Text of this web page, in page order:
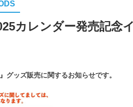
カレンダー発売記
グッズ販売に関するお知らせです。